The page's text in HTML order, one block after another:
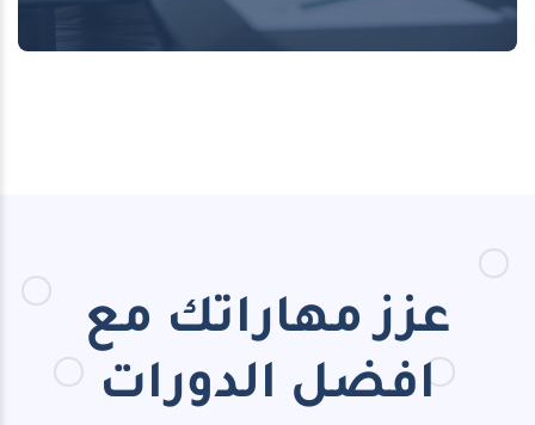
عزز مهاراتك مع
افضل الدورات